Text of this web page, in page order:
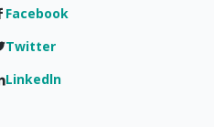
Facebook
Twitter
Linkedln